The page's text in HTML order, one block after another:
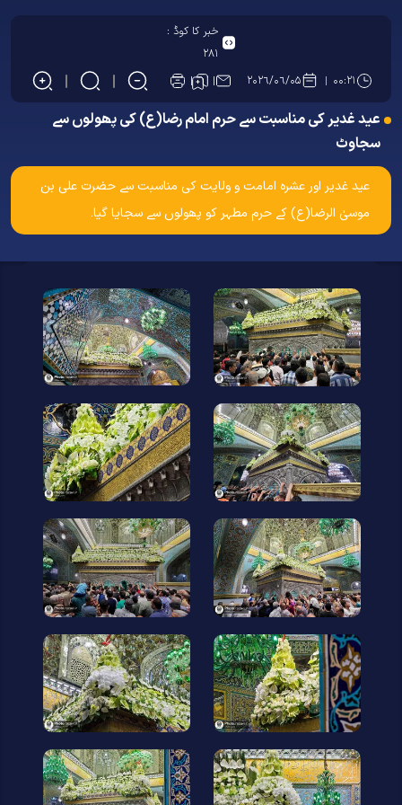
خبر کا کوڈ :
۲۸۱
۰۰:۲۱
۲۰۲۶/۰۶/۰۵
عید غدیر کی مناسبت سے حرم امام رضا(ع) کی پھولوں سے
سجاوٹ
عید غدیر اور عشرہ امامت و ولایت کی مناسبت سے حضرت علی بن
موسیٰ الرضا(ع) کے حرم مطہر کو پھولوں سے سجایا گیا۔